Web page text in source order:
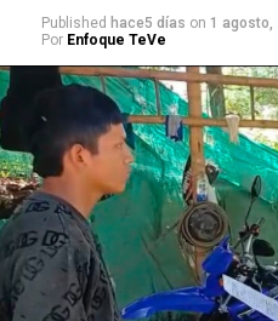
Published hace5 días on 1 agosto,
Por Enfoque TeVe